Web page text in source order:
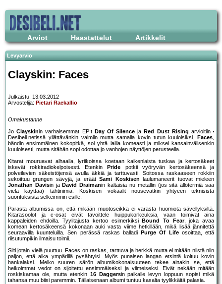
Arviot Haastattelut Artikkelit
Levyarvio
Clayskin: Faces
Julkaistu: 13.03.2012
Arvostelija: Pietari Raekallio
Omakustanne
JoClayskinin varhaisemmat EP:t Day Of Silence ja Red Dust Rising arvioitiin
Desibeli.netissä yllättävänkin valmiin mutta samalla kovin tutun kuuloisiksi.
Faces,
bändin ensimmäinen kokopitkä, soi yhtä lailla komeasti ja miksei kansainvälisenkin
kuuloisesti, mutta sitähän sopi odottaa jo vanhojen näyttöjen perusteella.
Kitarat mouruavat alhaalla, lyriikoissa koetaan kaikenlaista tuskaa ja kertosäkeet
iskevät rokkiradiokelpoisesti. Etenkin
Pride potkii vyöryvän kertosäkeensä ja
polveilevien säkeistöjensä avulla äkkiä ja tarttuvasti. Soitossa raskaaseen rokkiin
sekoittuu grungen sävyjä, ja eräätSami Koskisen laulumaneerit tuovat mieleen
Jonathan Davisin ja David Draimanin kaltaisia nu metallin (jos sitä ällötermiä saa
vielä käyttää) tähtinimiä. Koskisen vokaalit nousevatkin yhtyeen teknisistä
suorituksista selkeimmin esille.
Parasta albumissa on, että mikään muotoseikka ei varasta huomiota sävellyksiltä.
Kitarasoolot ja c-osat eivät tavoittele huippukorkeuksia, vaan toimivat aina
kappaleiden ehdoilla. Tyylitajusta kertoo esimerkiksi
Bound To Fear, joka avaa
komean kertosäkeensä kokonaan auki vasta viime hetkillään, mikä lisää jännitettä
seuraavilla kuunteluilla. Sen perässä raskas balladi
Purge Of Lifeosoittaa, että
riisutumpikin ilmaisu toimii.
Silti jotain vielä puuttuu. Faces on raskas, tarttuva ja herkkä mutta ei mitään niistä niin
paljon, että aika ympärillä pysähtyisi. Myös punaisen langan etsintä koituu kovin
hankalaksi. Melko suuren särön albumikokonaisuuteen tekee ainakin se, että
heikoimmat vedot on sijoitettu ensimmäiseksi ja viimeiseksi. Eivät nekään mitään
roskiskamaa ole, mutta etenkin 16 Daggersin paikalle levyn loppuun sopisi mikä
tahansa muu biisi paremmin. Tällaisenaan albumi tuntuu kasalta tyylikkäitä palasia.